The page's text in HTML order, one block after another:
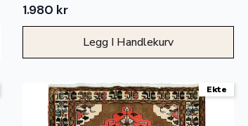
1.980 kr
Legg I Handlekurv
Ekte